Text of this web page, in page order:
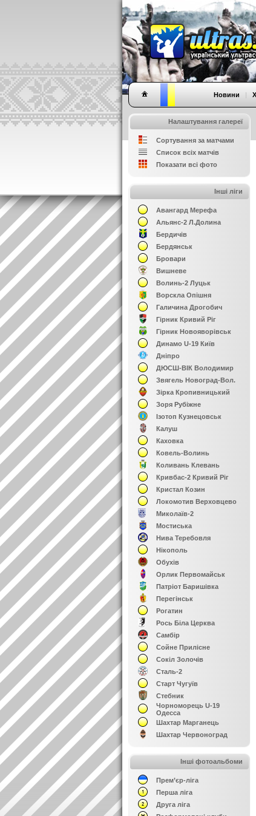
Новини |
Налаштування галереї
Сортування за матчами
Список всіх матчів
Показати всі фото
Інші ліги
Авангард Мерефа
Альянс-2 Л.Долина
Бердичів
Бердянськ
Бровари
Вишневе
Волинь-2 Луцьк
Ворскла Опішня
Галичина Дрогобич
Гірник Кривий Ріг
Гірник Новояворівськ
Динамо U-19 Київ
Дніпро
ДЮСШ-ВІК Володимир
Звягель Новоград-Вол.
Зірка Кропивницький
Зоря Рубіжне
Ізотоп Кузнецовськ
Калуш
Каховка
Ковель-Волинь
Коливань Клевань
Кривбас-2 Кривий Ріг
Кристал Козин
Локомотив Верховцево
Миколаїв-2
Мостиська
Нива Теребовля
Нікополь
Обухів
Орлик Первомайськ
Патріот Баришівка
Перегінськ
Рогатин
Рось Біла Церква
Самбір
Сойне Прилісне
Сокіл Золочів
Сталь-2
Старт Чугуїв
Стебник
Чорноморець U-19
Одесса
Шахтар Марганець
Шахтар Червоноград
Інші фотоальбоми
Прем’єр-ліга
Перша ліга
Друга ліга